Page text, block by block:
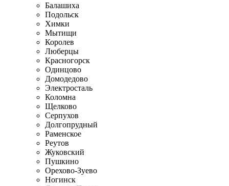
Балашиха
Подольск
Химки
Мытищи
Королев
Люберцы
Красногорск
Одинцово
Домодедово
Электросталь
Коломна
Щелково
Серпухов
Долгопрудный
Раменское
Реутов
Жуковский
Пушкино
Орехово-Зуево
Ногинск